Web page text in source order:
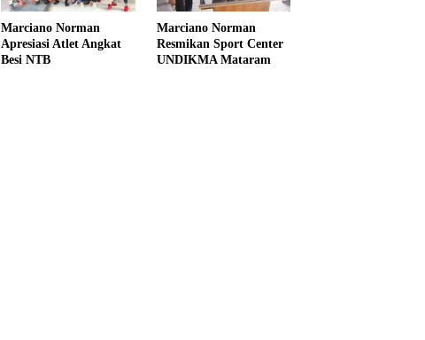
Marciano Norman
Apresiasi Atlet Angkat
Besi NTB
Marciano Norman
Resmikan Sport Center
UNDIKMA Mataram